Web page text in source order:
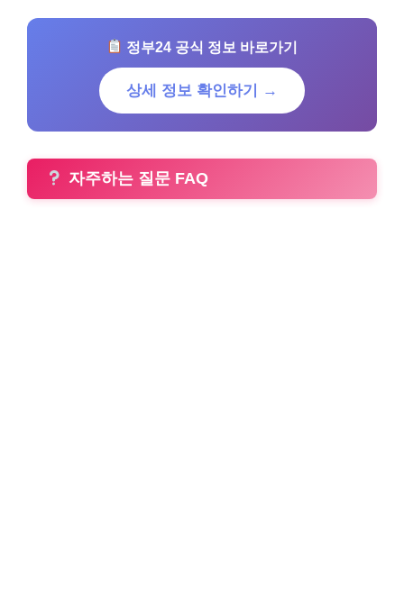
정부24 공식 정보 바로가기
상세 정보 확인하기 →
자주하는 질문 FAQ